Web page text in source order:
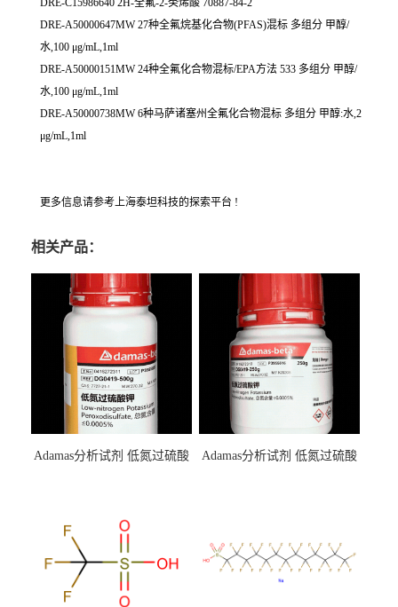
DRE-C15986640 2H-全氟-2-癸烯酸 70887-84-2
DRE-A50000647MW 27种全氟烷基化合物(PFAS)混标 多组分 甲醇/
水,100 μg/mL,1ml
DRE-A50000151MW 24种全氟化合物混标/EPA方法 533 多组分 甲醇/
水,100 μg/mL,1ml
DRE-A50000738MW 6种马萨诸塞州全氟化合物混标 多组分 甲醇:水,2
μg/mL,1ml
更多信息请参考上海泰坦科技的探索平台 !
相关产品：
Adamas分析试剂 低氮过硫酸
（泰坦现货供应）
Adamas分析试剂 低氮过硫酸